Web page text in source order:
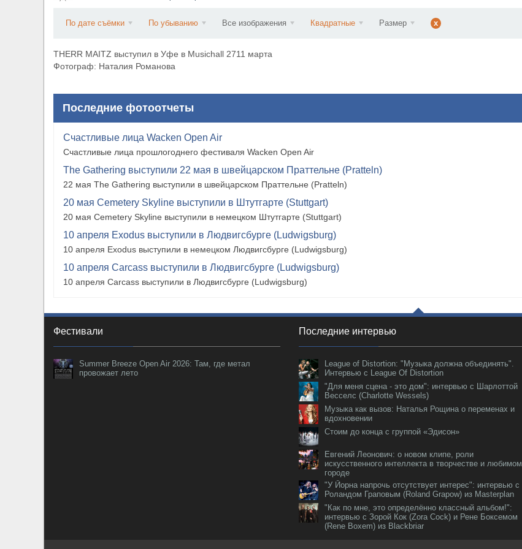
По дате съёмки По убыванию Все изображения Квадратные Размер x
THERR MAITZ выступил в Уфе в Musichall 2711 марта
Фотограф: Наталия Романова
Последние фотоотчеты
Счастливые лица Wacken Open Air
Счастливые лица прошлогоднего фестиваля Wacken Open Air
The Gathering выступили 22 мая в швейцарском Праттельне (Pratteln)
22 мая The Gathering выступили в швейцарском Праттельне (Pratteln)
20 мая Cemetery Skyline выступили в Штутгарте (Stuttgart)
20 мая Cemetery Skyline выступили в немецком Штутгарте (Stuttgart)
10 апреля Exodus выступили в Людвигсбурге (Ludwigsburg)
10 апреля Exodus выступили в немецком Людвигсбурге (Ludwigsburg)
10 апреля Carcass выступили в Людвигсбурге (Ludwigsburg)
10 апреля Carcass выступили в Людвигсбурге (Ludwigsburg)
Фестивали
Summer Breeze Open Air 2026: Там, где метал
провожает лето
Последние интервью
League of Distortion: "Музыка должна объединять".
Интервью с League Of Distortion
"Для меня сцена - это дом": интервью с Шарлоттой
Весселс (Charlotte Wessels)
Музыка как вызов: Наталья Рощина о переменах и
вдохновении
Стоим до конца с группой «Эдисон»
Евгений Леонович: о новом клипе, роли
искусственного интеллекта в творчестве и любимом
городе
"У Йорна напрочь отсутствует интерес": интервью с
Роландом Граповым (Roland Grapow) из Masterplan
"Как по мне, это определённо классный альбом!":
интервью с Зорой Кок (Zora Cock) и Рене Боксемом
(Rene Boxem) из Blackbriar